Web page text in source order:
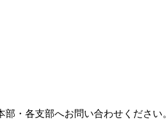
・各支部へお問い合わせください。